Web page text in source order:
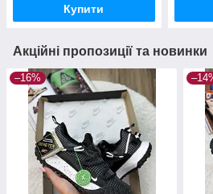
Купити
Акційні пропозиції та новинки
–16%